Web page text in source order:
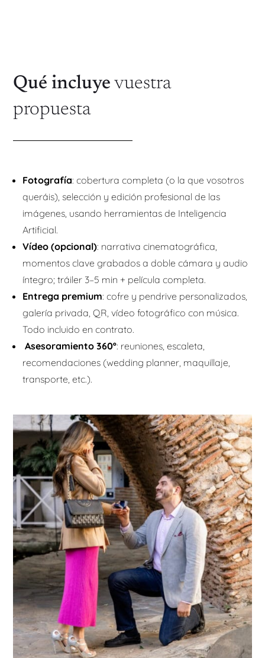
Qué incluye vuestra
propuesta
Fotografía: cobertura completa (o la que vosotros
queráis), selección y edición profesional de las
imágenes, usando herramientas de Inteligencia
Artificial.
Vídeo (opcional): narrativa cinematográfica,
momentos clave grabados a doble cámara y audio
íntegro; tráiler 3–5 min + película completa.
Entrega premium: cofre y pendrive personalizados,
galería privada, QR, vídeo fotográfico con música.
Todo incluido en contrato.
Asesoramiento 360º: reuniones, escaleta,
recomendaciones (wedding planner, maquillaje,
transporte, etc.).